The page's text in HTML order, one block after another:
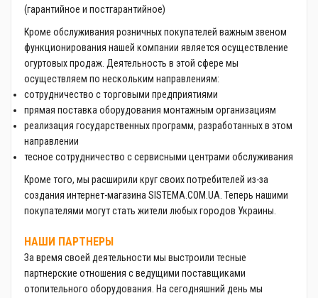
(гарантийное и постгарантийное)
Кроме обслуживания розничных покупателей важным звеном
функционирования нашей компании является осуществление
огуртовых продаж. Деятельность в этой сфере мы
осуществляем по нескольким направлениям:
сотрудничество с торговыми предприятиями
прямая поставка оборудования монтажным организациям
реализация государственных программ, разработанных в этом
направлении
тесное сотрудничество с сервисными центрами обслуживания
Кроме того, мы расширили круг своих потребителей из-за
создания интернет-магазина SISTEMA.COM.UA. Теперь нашими
покупателями могут стать жители любых городов Украины.
НАШИ ПАРТНЕРЫ
За время своей деятельности мы выстроили тесные
партнерские отношения с ведущими поставщиками
отопительного оборудования. На сегодняшний день мы